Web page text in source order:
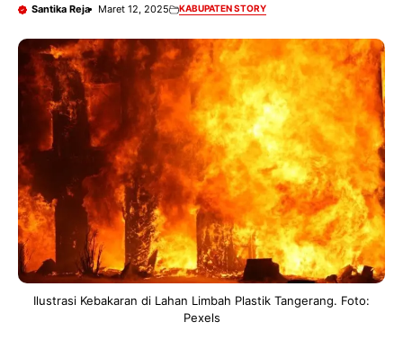
Santika Reja Maret 12, 2025 KABUPATEN STORY
Ilustrasi Kebakaran di Lahan Limbah Plastik Tangerang. Foto:
Pexels